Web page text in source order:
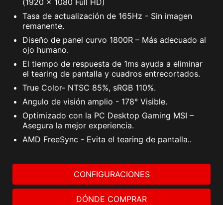
Tasa de actualización de 165Hz - Sin imagen
remanente.
Diseño de panel curvo 1800R – Más adecuado al
ojo humano.
El tiempo de respuesta de 1ms ayuda a eliminar
el tearing de pantalla y cuadros entrecortados.
True Color- NTSC 85%, sRGB 110%.
Angulo de visión amplio - 178° Visible.
Optimizado con la PC Desktop Gaming MSI –
Asegura la mejor experiencia.
AMD FreeSync - Evita el tearing de pantalla..
CONFIGURACIONES
DÓNDE COMPRAR